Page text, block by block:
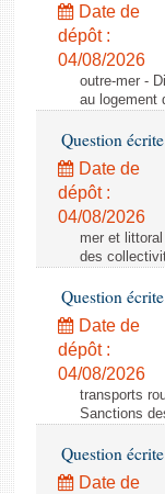
Date de
dépôt :
04/08/2026
outre-mer -
au logement
Question
Date de
dépôt :
04/08/2026
mer et
des
Question
Date de
dépôt :
04/08/2026
transports
Sanctions
Question
Date de